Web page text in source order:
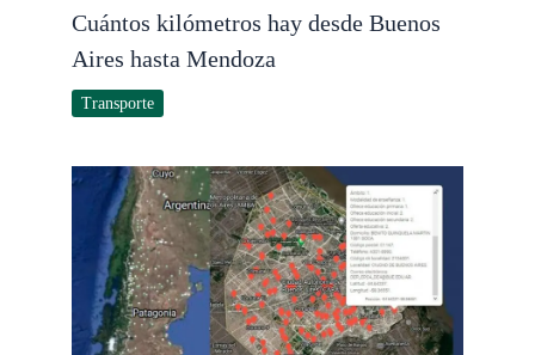
Cuántos kilómetros hay desde Buenos
Aires hasta Mendoza
Transporte